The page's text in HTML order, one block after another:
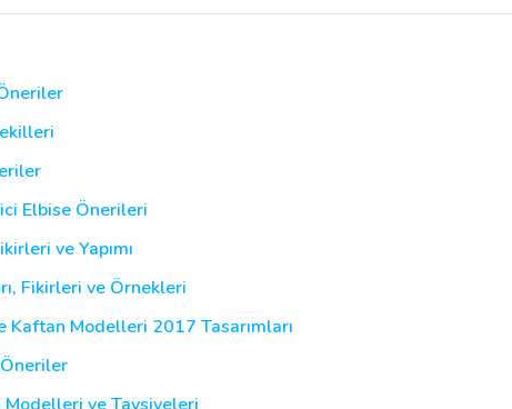
Elbise Önerileri
ve Yapımı
Fikirleri ve Örnekleri
Kaftan Modelleri 2017 Tasarımları
Modelleri ve Tavsiyeleri